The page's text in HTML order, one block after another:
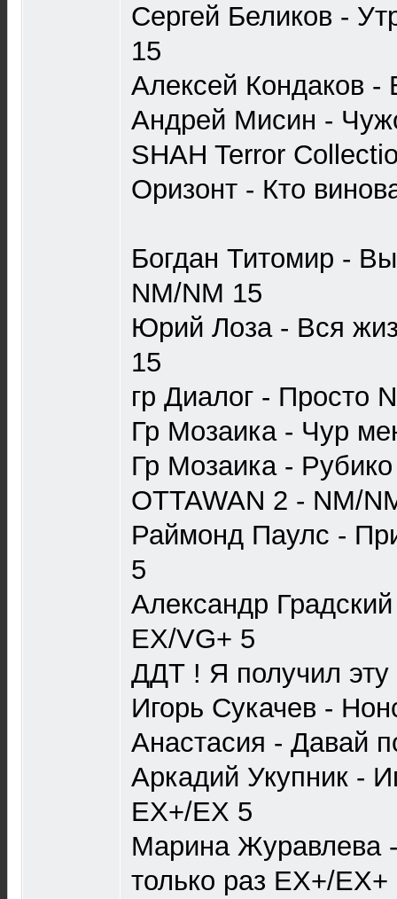
Сергей Беликов -
15
Алексей Кондаков
Андрей Мисин -
SHAH Terror
Оризонт - Кто
Богдан Титомир -
NM/NM 15
Юрий Лоза - Вся
15
гр Диалог - Просто
Гр Мозаика - Чур
Гр Мозаика -
OTTAWAN 2 - NM/
Раймонд Паулс -
5
Александр
EX/VG+ 5
ДДТ ! Я получил эту
Игорь Сукачев -
Анастасия - Давай
Аркадий Укупник -
EX+/EX 5
Марина Журавлева
только раз EX+/EX+